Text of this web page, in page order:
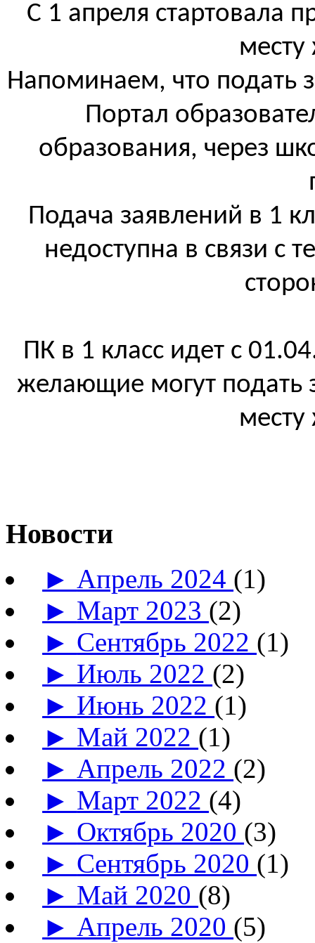
С 1 апреля стартовала
месту
Напоминаем, что подать
Портал
образования, через
Подача заявлений в 1
недоступна в связи с
ПК в 1 класс идет с
желающие могут подать
месту
Новости
► Апрель 2024 (1)
► Март 2023 (2)
► Сентябрь 2022 (1)
► Июль 2022 (2)
► Июнь 2022 (1)
► Май 2022 (1)
► Апрель 2022 (2)
► Март 2022 (4)
► Октябрь 2020 (3)
► Сентябрь 2020 (1)
► Май 2020 (8)
► Апрель 2020 (5)